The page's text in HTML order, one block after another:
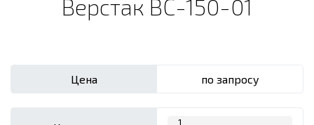
Верстак ВС-150-01
Цена по запросу